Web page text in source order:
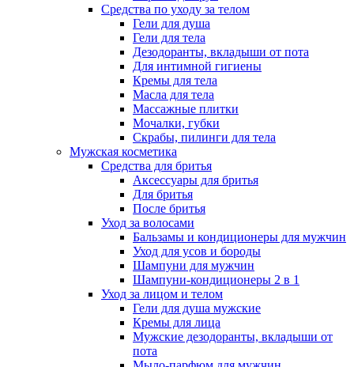
Средства по уходу за телом
Гели для душа
Гели для тела
Дезодоранты, вкладыши от пота
Для интимной гигиены
Кремы для тела
Масла для тела
Массажные плитки
Мочалки, губки
Скрабы, пилинги для тела
Мужская косметика
Средства для бритья
Аксессуары для бритья
Для бритья
После бритья
Уход за волосами
Бальзамы и кондиционеры для мужчин
Уход для усов и бороды
Шампуни для мужчин
Шампуни-кондиционеры 2 в 1
Уход за лицом и телом
Гели для душа мужские
Кремы для лица
Мужские дезодоранты, вкладыши от
пота